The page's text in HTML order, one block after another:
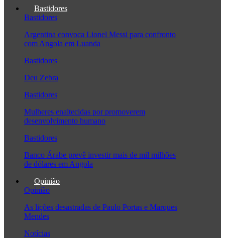
Bastidores
Bastidores
Argentina convoca Lionel Messi para confronto
com Angola em Luanda
Bastidores
Deu Zebra
Bastidores
Mulheres enaltecidas por promoverem
desenvolvimento humano
Bastidores
Banco Árabe prevê investir mais de mil milhões
de dólares em Angola
Opinião
Opinião
As lições desastradas de Paulo Portas e Marques
Mendes
Notícias